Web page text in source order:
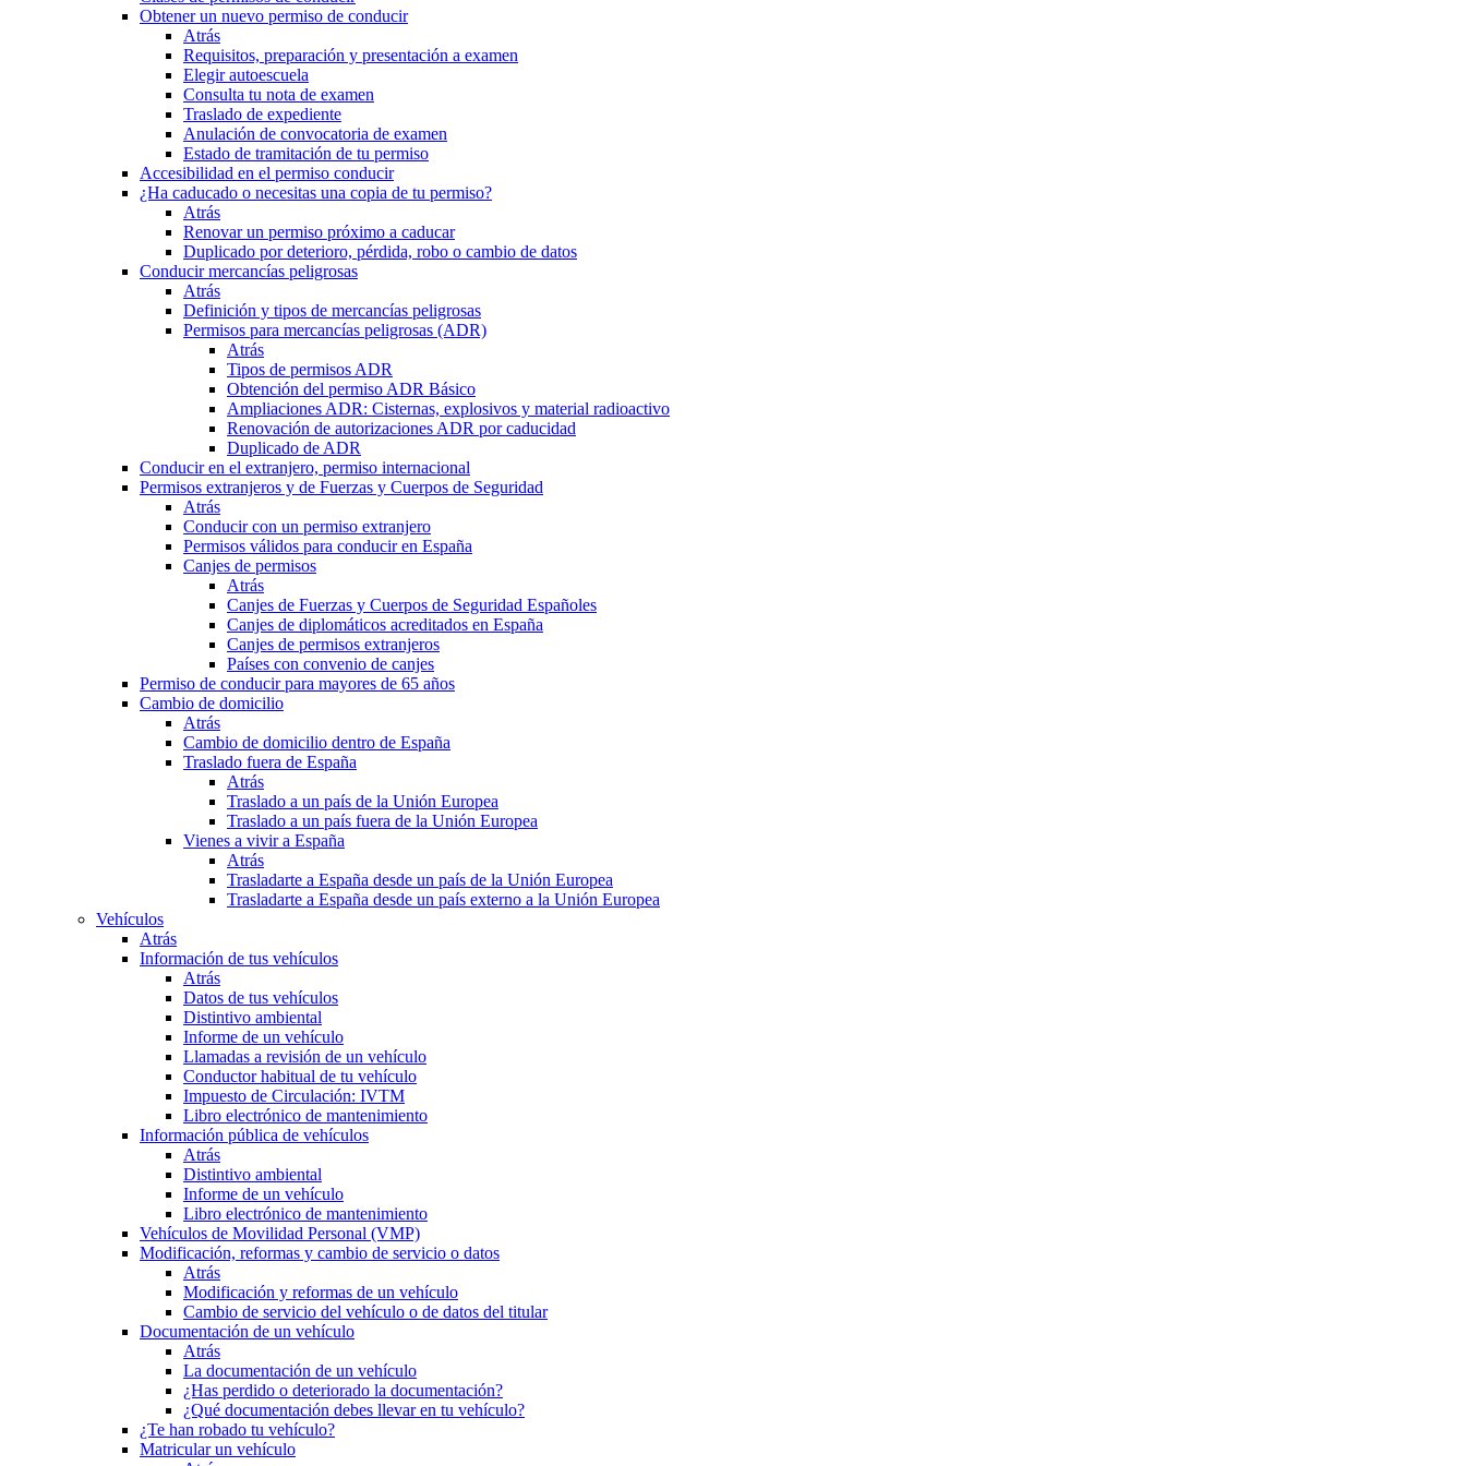
Obtener un nuevo permiso de conducir
Atrás
Requisitos, preparación y presentación a examen
Elegir autoescuela
Consulta tu nota de examen
Traslado de expediente
Anulación de convocatoria de examen
Estado de tramitación de tu permiso
Accesibilidad en el permiso conducir
¿Ha caducado o necesitas una copia de tu permiso?
Atrás
Renovar un permiso próximo a caducar
Duplicado por deterioro, pérdida, robo o cambio de datos
Conducir mercancías peligrosas
Atrás
Definición y tipos de mercancías peligrosas
Permisos para mercancías peligrosas (ADR)
Atrás
Tipos de permisos ADR
Obtención del permiso ADR Básico
Ampliaciones ADR: Cisternas, explosivos y material radioactivo
Renovación de autorizaciones ADR por caducidad
Duplicado de ADR
Conducir en el extranjero, permiso internacional
Permisos extranjeros y de Fuerzas y Cuerpos de Seguridad
Atrás
Conducir con un permiso extranjero
Permisos válidos para conducir en España
Canjes de permisos
Atrás
Canjes de Fuerzas y Cuerpos de Seguridad Españoles
Canjes de diplomáticos acreditados en España
Canjes de permisos extranjeros
Países con convenio de canjes
Permiso de conducir para mayores de 65 años
Cambio de domicilio
Atrás
Cambio de domicilio dentro de España
Traslado fuera de España
Atrás
Traslado a un país de la Unión Europea
Traslado a un país fuera de la Unión Europea
Vienes a vivir a España
Atrás
Trasladarte a España desde un país de la Unión Europea
Trasladarte a España desde un país externo a la Unión Europea
Vehículos
Atrás
Información de tus vehículos
Atrás
Datos de tus vehículos
Distintivo ambiental
Informe de un vehículo
Llamadas a revisión de un vehículo
Conductor habitual de tu vehículo
Impuesto de Circulación: IVTM
Libro electrónico de mantenimiento
Información pública de vehículos
Atrás
Distintivo ambiental
Informe de un vehículo
Libro electrónico de mantenimiento
Vehículos de Movilidad Personal (VMP)
Modificación, reformas y cambio de servicio o datos
Atrás
Modificación y reformas de un vehículo
Cambio de servicio del vehículo o de datos del titular
Documentación de un vehículo
Atrás
La documentación de un vehículo
¿Has perdido o deteriorado la documentación?
¿Qué documentación debes llevar en tu vehículo?
¿Te han robado tu vehículo?
Matricular un vehículo